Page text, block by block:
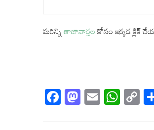
మరిన్నితాజావార్తలకోసం ఇక్కడ క్లిక్
Facebook
Mastodon
Email